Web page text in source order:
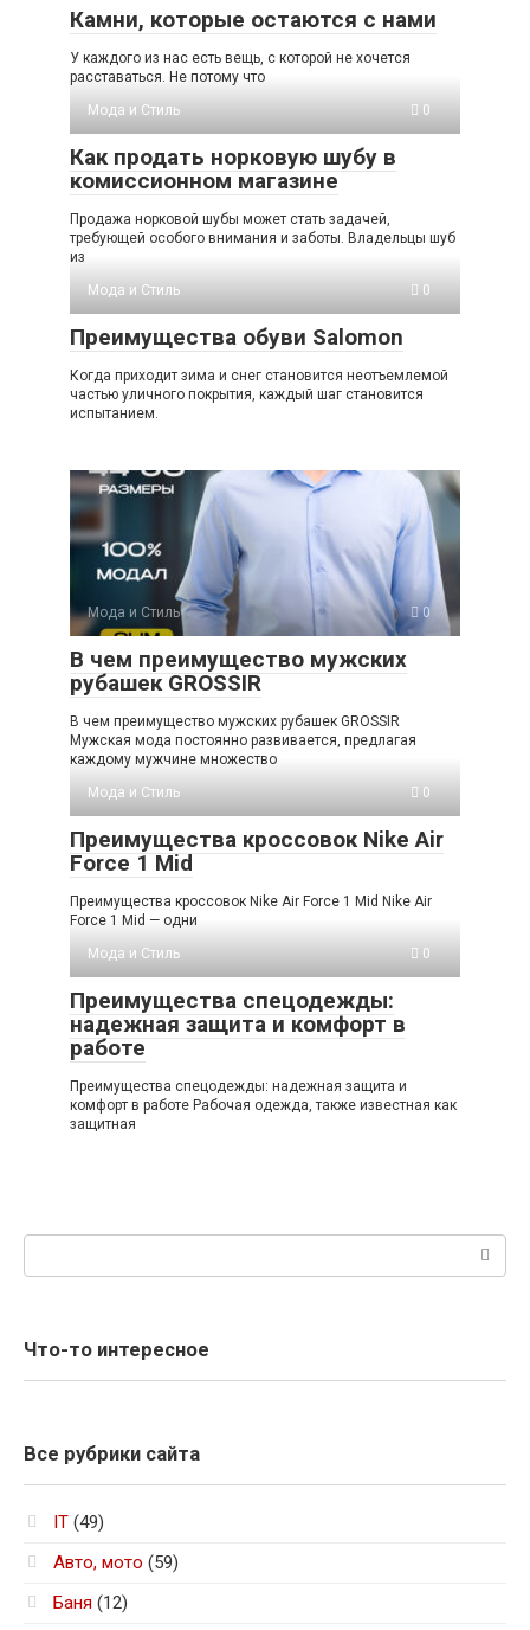
Камни, которые остаются с нами
У каждого из нас есть вещь, с которой не хочется
расставаться. Не потому что
Мода и Стиль
0
Как продать норковую шубу в
комиссионном магазине
Продажа норковой шубы может стать задачей,
требующей особого внимания и заботы. Владельцы шуб
из
Мода и Стиль
0
Преимущества обуви Salomon
Когда приходит зима и снег становится неотъемлемой
частью уличного покрытия, каждый шаг становится
испытанием.
Мода и Стиль 0
В чем преимущество мужских
рубашек GROSSIR
В чем преимущество мужских рубашек GROSSIR
Мужская мода постоянно развивается, предлагая
каждому мужчине множество
Мода и Стиль
0
Преимущества кроссовок Nike Air
Force 1 Mid
Преимущества кроссовок Nike Air Force 1 Mid Nike Air
Force 1 Mid — одни
Мода и Стиль
0
Преимущества спецодежды:
надежная защита и комфорт в
работе
Преимущества спецодежды: надежная защита и
комфорт в работе Рабочая одежда, также известная как
защитная
Что-то интересное
Все рубрики сайта
IT (49)
Авто, мото (59)
Баня (12)